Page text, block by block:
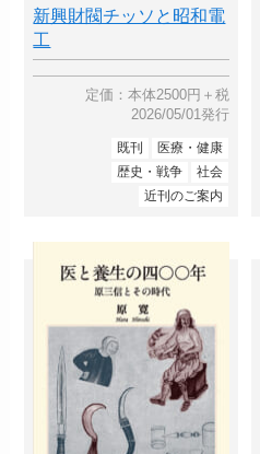
新興財閥チッソと昭和電
工
定価：本体2500円＋税
2026/05/01発行
既刊
医療・健康
歴史・戦争
社会
近刊のご案内